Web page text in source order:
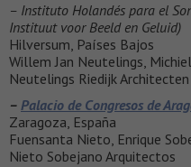
– Instituto Holandés para el
Instituut voor Beeld en Geluid)
Hilversum, Países Bajos
Willem Jan Neutelings,
Neutelings Riedijk Architecten
– Palacio de Congresos de
Zaragoza, España
Fuensanta Nieto, Enrique
Nieto Sobejano Arquitectos